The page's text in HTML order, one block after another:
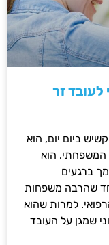
זר
ביום יום, הוא
המשפחתי. הוא
ברגעים
שהרבה משפחות
למרות שהוא
שמגן על העובד